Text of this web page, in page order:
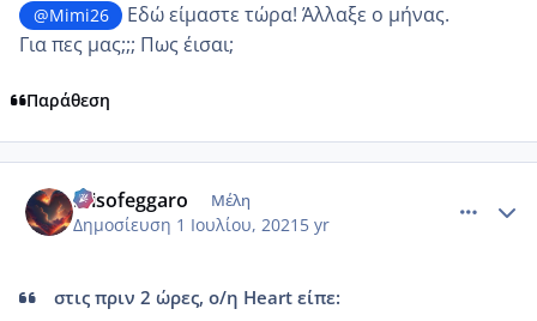
@Mimi26
Εδώ είμαστε τώρα! Άλλαξε ο μήνας.
Για πες μας;;; Πως έισαι;
Παράθεση
misofeggaro Μέλη
Δημοσίευση 1 Ιουλίου, 2021 5 yr
στις πριν 2 ώρες, ο/η Heart είπε: